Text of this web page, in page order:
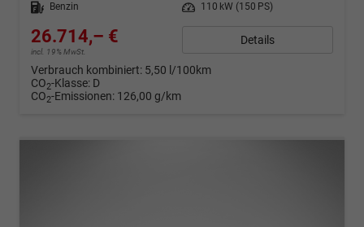
Kraftstoff
Benzin Leistung 110 kW (150 PS)
26.714,– €
incl. 19% MwSt.
Details
Verbrauch kombiniert: 5,50 l/100km
CO2-Klasse: D
CO2-Emissionen: 126,00 g/km